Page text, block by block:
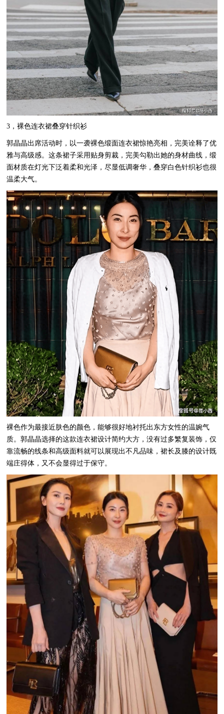
3，裸色连衣裙叠穿针织衫
郭晶晶出席活动时，以一袭裸色缎面连衣裙惊艳亮相，完美诠释了优
雅与高级感。这条裙子采用贴身剪裁，完美勾勒出她的身材曲线，缎
面材质在灯光下泛着柔和光泽，尽显低调奢华，叠穿白色针织衫也很
温柔大气。
裸色作为最接近肤色的颜色，能够很好地衬托出东方女性的温婉气
质。郭晶晶选择的这款连衣裙设计简约大方，没有过多繁复装饰，仅
靠流畅的线条和高级面料就可以展现出不凡品味，裙长及膝的设计既
端庄得体，又不会显得过于保守。